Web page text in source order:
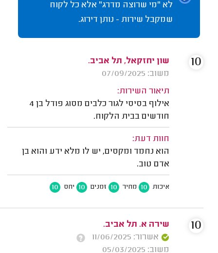
לא "מי שרוצה מדרג" אלא כל לקוח
שמקבל שירות - נותן דירוג.
שון יחזקאל, תל אביב.
משוב: 07/09/2025
תיאור השירות:
אילוף בסיסי לגור כלבים מסוג פודל בן 4
חודשים בבית הלקוח.
חוות דעת:
הוא נחמד ומקסים, יש לו מלא ידע והוא בן
אדם טוב.
איכות 10 מחיר 10 זמנים 10 יחס 10
10
שירה א. תל אביב.
אשרור: 11/06/2025
משוב: 05/03/2025
10